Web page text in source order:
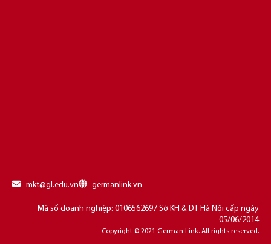
mkt@gl.edu.vn germanlink.vn
Mã số doanh nghiệp: 0106562697 Sở KH & ĐT Hà Nội cấp ngày
05/06/2014
Copyright © 2021 German Link. All rights reserved.